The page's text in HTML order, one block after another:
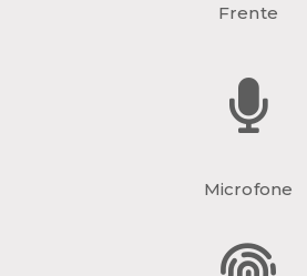
Frente
Microfone